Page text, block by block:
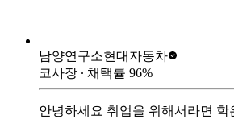
남양연구소현대자동차
코사장 ∙ 채택률 96%
안녕하세요 취업을 위해서라면